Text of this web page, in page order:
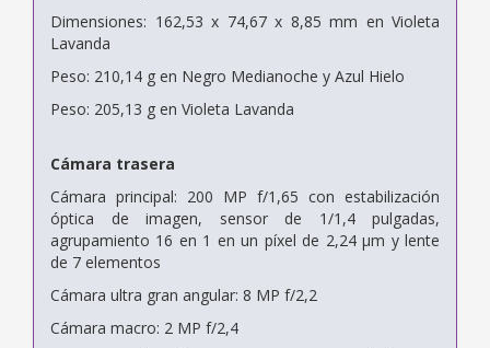
Dimensiones: 162,53 x 74,67 x 8,85 mm en Violeta
Lavanda
Peso: 210,14 g en Negro Medianoche y Azul Hielo
Peso: 205,13 g en Violeta Lavanda
Cámara trasera
Cámara principal: 200 MP f/1,65 con estabilización
óptica de imagen, sensor de 1/1,4 pulgadas,
agrupamiento 16 en 1 en un píxel de 2,24 μm y lente
de 7 elementos
Cámara ultra gran angular: 8 MP f/2,2
Cámara macro: 2 MP f/2,4